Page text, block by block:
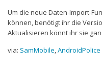
Um die neue Daten-Import-
können, benötigt ihr die
Aktualisieren könnt ihr sie
via: SamMobile,AndroidPolice